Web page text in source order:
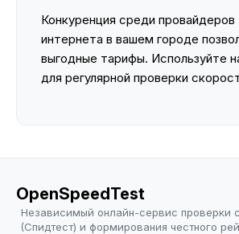
Конкуренция среди
интернета в вашем городе
выгодные тарифы. Используйте
для регулярной проверки
OpenSpeedTest
Независимый онлайн-сервис проверки
(Спидтест) и формирования честного